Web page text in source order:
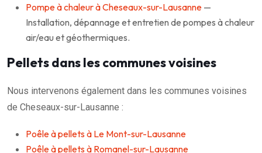
Pompe à chaleur à Cheseaux-sur-Lausanne —
Installation, dépannage et entretien de pompes à chaleur
air/eau et géothermiques.
Pellets dans les communes voisines
Nous intervenons également dans les communes voisines
de Cheseaux-sur-Lausanne :
Poêle à pellets à Le Mont-sur-Lausanne
Poêle à pellets à Romanel-sur-Lausanne